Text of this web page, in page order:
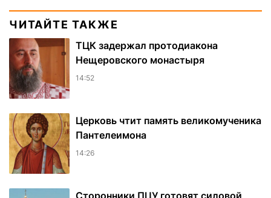
ЧИТАЙТЕ ТАКЖЕ
ТЦК задержал протодиакона
Нещеровского монастыря
14:52
Церковь чтит память великомученика
Пантелеимона
14:26